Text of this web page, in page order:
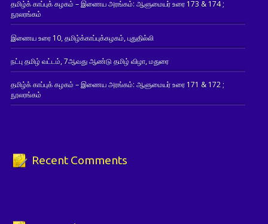
தமிழ்க் காப்புக் கழகம் – இணைய அரங்கம்: ஆளுமையர் உரை 173 & 174 ;
நூலரங்கம்
இணைய உரை 10, தமிழ்க்காப்புக்கழகம், புதுதில்லி
நட்பு தமிழ் வட்டம், 7ஆவது ஆண்டு தமிழ் விழா, மதுரை
தமிழ்க் காப்புக் கழகம் – இணைய அரங்கம்: ஆளுமையர் உரை 171 & 172 ;
நூலரங்கம்
Recent Comments